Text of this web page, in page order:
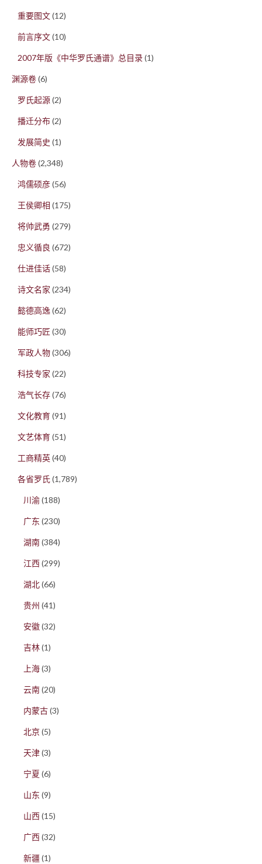
重要图文(12)
前言序文(10)
2007年版《中华罗氏通谱》总目录(1)
渊源卷(6)
罗氏起源(2)
播迁分布(2)
发展简史 (1)
人物卷(2,348)
鸿儒硕彦(56)
王侯卿相 (175)
将帅武勇 (279)
忠义循良 (672)
仕进佳话(58)
诗文名家 (234)
懿德高逸(62)
能师巧匠 (30)
军政人物(306)
科技专家 (22)
浩气长存(76)
文化教育(91)
文艺体育(51)
工商精英(40)
各省罗氏(1,789)
川渝(188)
广东 (230)
湖南(384)
江西(299)
湖北(66)
贵州 (41)
安徽(32)
吉林(1)
上海(3)
云南(20)
内蒙古(3)
北京(5)
天津(3)
宁夏 (6)
山东 (9)
山西(15)
广西(32)
新疆(1)